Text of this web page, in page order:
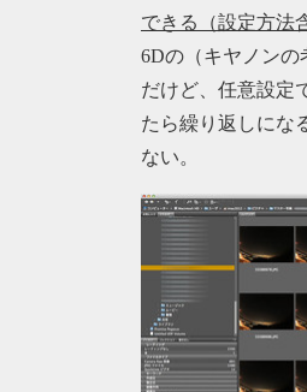
できる（設定方法
6Dの（キヤノンの
だけど、任意設定
たら繰り返しにな
ない。